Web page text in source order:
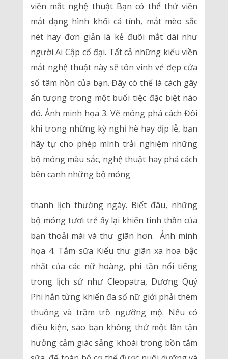
viền mắt nghệ thuật Bạn có thể thử viền
mắt dạng hình khối cá tính, mắt mèo sắc
nét hay đơn giản là kẻ đuôi mắt dài như
người Ai Cập cổ đại. Tất cả những kiểu viền
mắt nghệ thuật này sẽ tôn vinh vẻ đẹp cửa
sổ tâm hồn của bạn. Đây có thể là cách gây
ấn tượng trong một buổi tiệc đặc biệt nào
đó. Ảnh minh họa 3. Vẽ móng phá cách Đôi
khi trong những kỳ nghỉ hè hay dịp lễ, bạn
hãy tự cho phép mình trải nghiệm những
bộ móng màu sắc, nghệ thuật hay phá cách
bên cạnh những bộ móng
thanh lịch thường ngày. Biết đâu, những
bộ móng tươi trẻ ấy lại khiến tinh thần của
bạn thoải mái và thư giãn hơn. Ảnh minh
họa 4. Tắm sữa Kiểu thư giãn xa hoa bậc
nhất của các nữ hoàng, phi tần nổi tiếng
trong lịch sử như Cleopatra, Dương Quý
Phi hẳn từng khiến đa số nữ giới phải thèm
thuồng và trầm trồ ngưỡng mộ. Nếu có
điều kiện, sao bạn không thử một lần tận
hưởng cảm giác sảng khoái trong bồn tắm